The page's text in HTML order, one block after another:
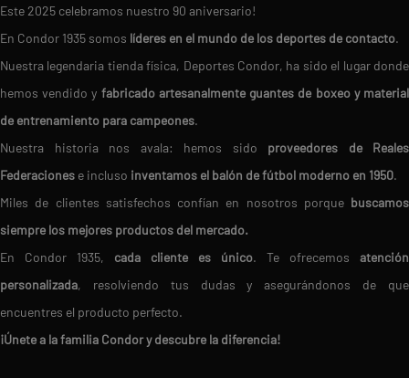
Este 2025 celebramos nuestro 90 aniversario!
En Condor 1935 somos líderes en el mundo de los deportes de contacto.
Nuestra legendaria tienda física, Deportes Condor, ha sido el lugar donde
hemos vendido y fabricado artesanalmente guantes de boxeo y material
de entrenamiento para campeones.
Nuestra historia nos avala: hemos sido proveedores de Reales
Federaciones e incluso inventamos el balón de fútbol moderno en 1950.
Miles de clientes satisfechos confían en nosotros porque buscamos
siempre los mejores productos del mercado.
En Condor 1935, cada cliente es único. Te ofrecemos atención
personalizada, resolviendo tus dudas y asegurándonos de que
encuentres el producto perfecto.
¡Únete a la familia Condor y descubre la diferencia!